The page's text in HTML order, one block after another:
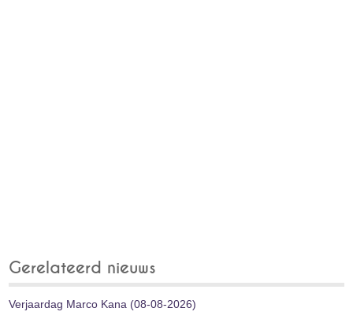
Gerelateerd nieuws
Verjaardag Marco Kana (08-08-2026)